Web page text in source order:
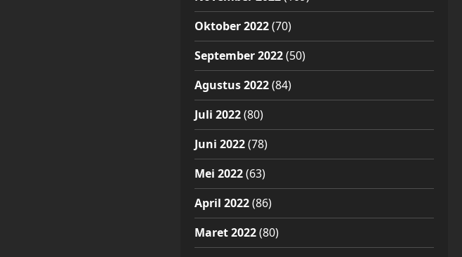
Oktober 2022(70)
September 2022(50)
Agustus 2022(84)
Juli 2022(80)
Juni 2022(78)
Mei 2022(63)
April 2022(86)
Maret 2022(80)